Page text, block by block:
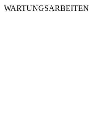
WARTUNGSARBEITEN